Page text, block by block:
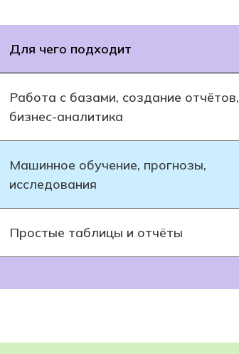
Для чего подходит
Работа с базами, создание отчётов,
бизнес-аналитика
Машинное обучение, прогнозы,
исследования
Простые таблицы и отчёты